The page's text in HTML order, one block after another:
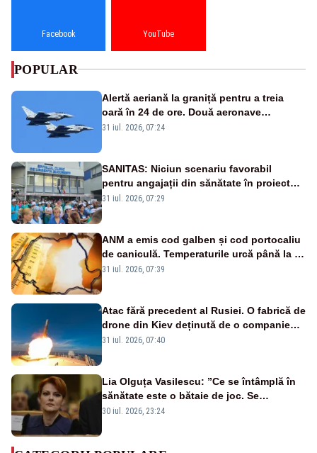
Facebook YouTube
POPULAR
Alertă aeriană la graniță pentru a treia
oară în 24 de ore. Două aeronave
Eurofighter britanice au fost ridicate de la
31 iul. 2026, 07:24
SANITAS: Niciun scenariu favorabil
pentru angajații din sănătate în proiectul
Legii salarizării
31 iul. 2026, 07:29
ANM a emis cod galben și cod portocaliu
de caniculă. Temperaturile urcă până la 38
de grade, iar nopțile devin tropicale
31 iul. 2026, 07:39
Atac fără precedent al Rusiei. O fabrică de
drone din Kiev deținută de o companie
americană, distrusă de o rachetă
31 iul. 2026, 07:40
Lia Olguța Vasilescu: ”Ce se întâmplă în
sănătate este o bătaie de joc. Se
guvernează extraordinar de prost”
30 iul. 2026, 23:24